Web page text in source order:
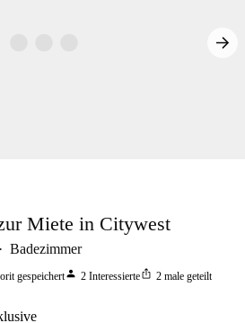
Miete in Citywest
Badezimmer
gespeichertperson 2 Interessierteios_share 2 male geteilt